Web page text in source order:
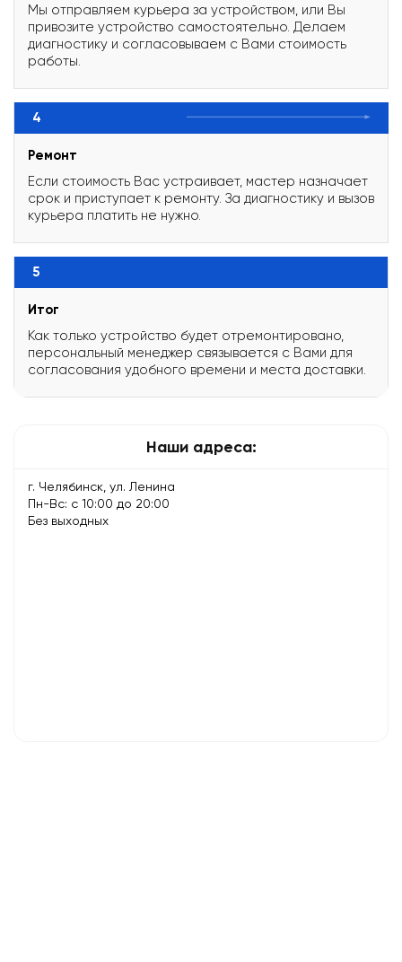
Мы отправляем курьера за устройством, или Вы
привозите устройство самостоятельно. Делаем
диагностику и согласовываем с Вами стоимость
работы.
4
Ремонт
Если стоимость Вас устраивает, мастер назначает
срок и приступает к ремонту. За диагностику и вызов
курьера платить не нужно.
5
Итог
Как только устройство будет отремонтировано,
персональный менеджер связывается с Вами для
согласования удобного времени и места доставки.
Наши адреса:
г. Челябинск, ул. Ленина
Пн-Вс: с 10:00 до 20:00
Без выходных